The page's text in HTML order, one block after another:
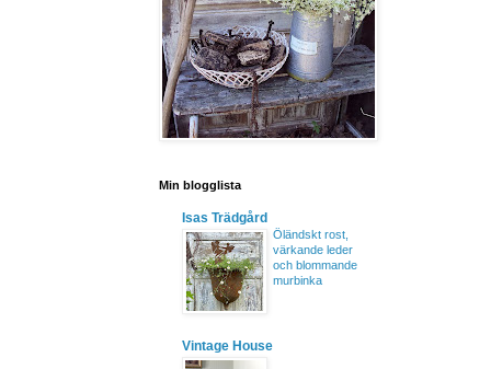
Min blogglista
Isas Trädgård
Öländskt rost,
värkande leder
och blommande
murbinka
Vintage House